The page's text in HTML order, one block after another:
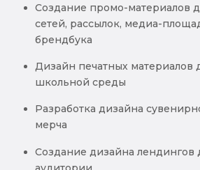
Создание промо-материалов
сетей, рассылок, медиа-
брендбука
Дизайн печатных материалов
школьной среды
Разработка дизайна
мерча
Создание дизайна лендингов